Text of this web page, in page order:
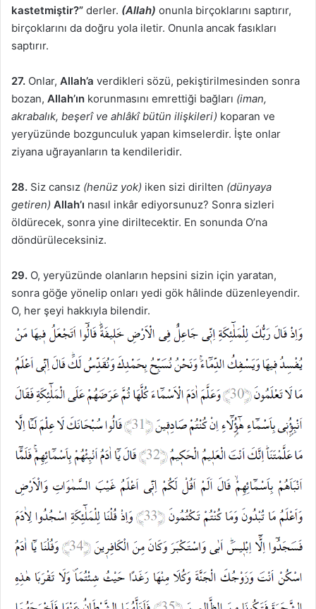
kastetmiştir?” derler. (Allah) onunla birçoklarını saptırır,
birçoklarını da doğru yola iletir. Onunla ancak fasıkları
saptırır.
27. Onlar, Allah’a verdikleri sözü, pekiştirilmesinden sonra
bozan, Allah’ın korunmasını emrettiği bağları (iman,
akrabalık, beşerî ve ahlâkî bütün ilişkileri) koparan ve
yeryüzünde bozgunculuk yapan kimselerdir. İşte onlar
ziyana uğrayanların ta kendileridir.
28. Siz cansız (henüz yok) iken sizi dirilten (dünyaya
getiren) Allah’ı nasıl inkâr ediyorsunuz? Sonra sizleri
öldürecek, sonra yine diriltecektir. En sonunda O’na
döndürüleceksiniz.
29. O, yeryüzünde olanların hepsini sizin için yaratan,
sonra göğe yönelip onları yedi gök hâlinde düzenleyendir.
O, her şeyi hakkıyla bilendir.